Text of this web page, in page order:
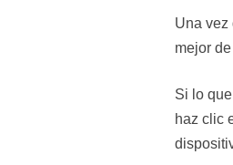
Una vez
mejor
Si lo
haz clic